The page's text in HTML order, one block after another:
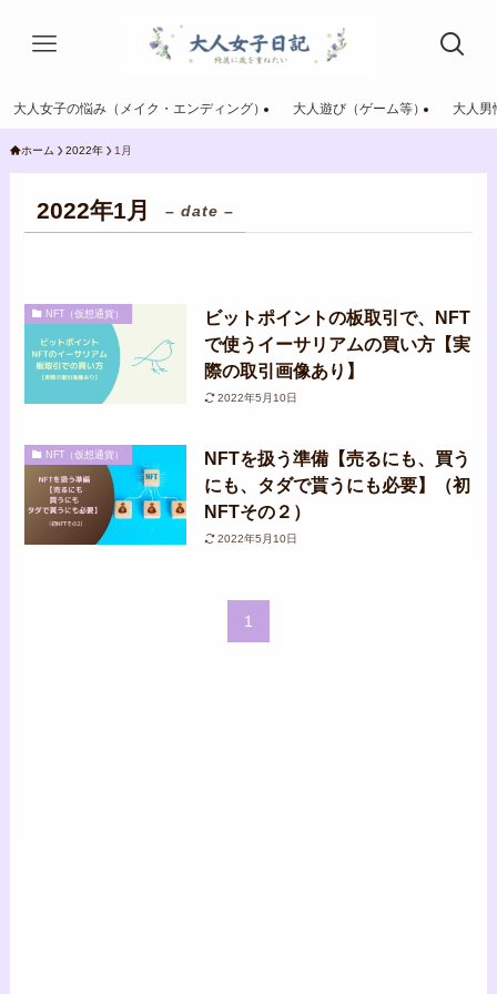
大人女子の悩み（メイク・エンディング） 大人遊び（ゲーム等） 大人男
ホーム 2022年 1月
2022年1月 – date –
NFT（仮想通貨）
ビットポイントの板取引で、NFT
で使うイーサリアムの買い方【実
際の取引画像あり】
2022年5月10日
NFT（仮想通貨）
NFTを扱う準備【売るにも、買う
にも、タダで貰うにも必要】（初
NFTその２）
2022年5月10日
1